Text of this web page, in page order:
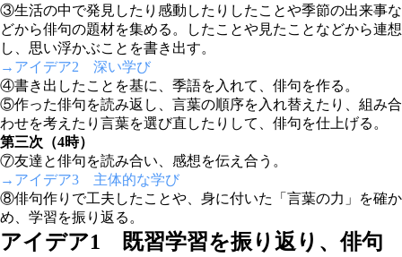
③生活の中で発見したり感動したりしたことや季節の出来事な
どから俳句の題材を集める。したことや見たことなどから連想
し、思い浮かぶことを書き出す。
→アイデア2 深い学び
④書き出したことを基に、季語を入れて、俳句を作る。
⑤作った俳句を読み返し、言葉の順序を入れ替えたり、組み合
わせを考えたり言葉を選び直したりして、俳句を仕上げる。
第三次（4時）
⑦友達と俳句を読み合い、感想を伝え合う。
→アイデア3 主体的な学び
⑧俳句作りで工夫したことや、身に付いた「言葉の力」を確か
め、学習を振り返る。
アイデア1 既習学習を振り返り、俳句